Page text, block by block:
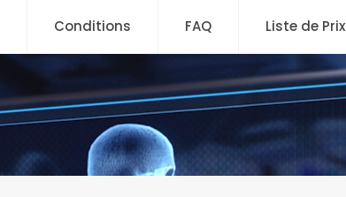
Conditions FAQ Liste de Prix